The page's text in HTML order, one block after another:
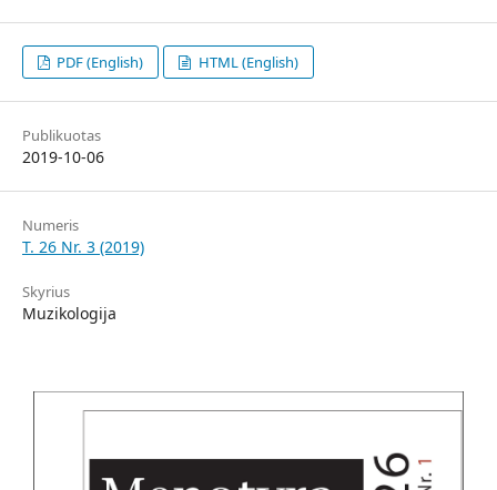
PDF (English) HTML (English)
Publikuotas
2019-10-06
Numeris
T. 26 Nr. 3 (2019)
Skyrius
Muzikologija